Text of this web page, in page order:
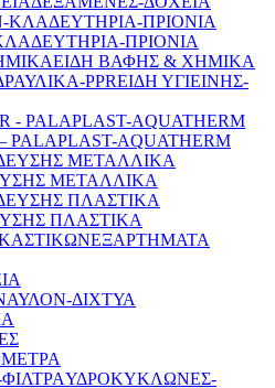
ΠΡΙΟΝΙΑ
ΕΙΔΗ ΒΑΦΗΣ & ΧΗΜΙΚΑ
ΕΙΔΗ ΥΓΙΕΙΝΗΣ-
AQUATHERM
ΜΕΤΑΛΛΙΚΑ
ΠΛΑΣΤΙΚΑ
ΕΞΑΡΤΗΜΑΤΑ
ΔΙΧΤΥΑ
ΥΔΡΟΚΥΚΛΩΝΕΣ-